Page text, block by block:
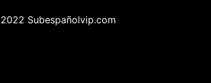
Subespañolvip.com